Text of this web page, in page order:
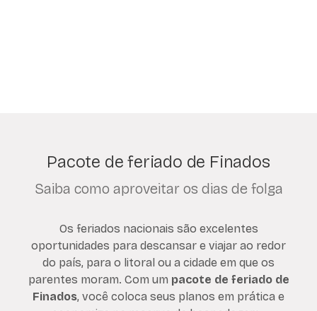
Pacote de feriado de Finados
Saiba como aproveitar os dias de folga
Os feriados nacionais são excelentes
oportunidades para descansar e viajar ao redor
do país, para o litoral ou a cidade em que os
parentes moram. Com um pacote de feriado de
Finados, você coloca seus planos em prática e